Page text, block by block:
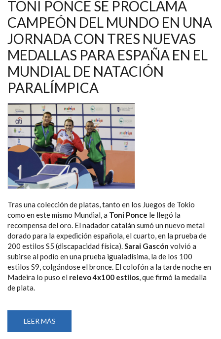
MUNDO
EN
MADEIRA
TONI PONCE SE PROCLAMA
CAMPEÓN DEL MUNDO EN UNA
JORNADA CON TRES NUEVAS
MEDALLAS PARA ESPAÑA EN EL
MUNDIAL DE NATACIÓN
PARALÍMPICA
Tras una colección de platas, tanto en los Juegos de Tokio
como en este mismo Mundial, a Toni Ponce le llegó la
recompensa del oro. El nadador catalán sumó un nuevo metal
dorado para la expedición española, el cuarto, en la prueba de
200 estilos S5 (discapacidad física).Sarai Gascón volvió a
subirse al podio en una prueba igualadísima, la de los 100
estilos S9, colgándose el bronce. El colofón a la tarde noche en
Madeira lo puso el relevo 4x100 estilos, que firmó la medalla
de plata.
LEER MÁS